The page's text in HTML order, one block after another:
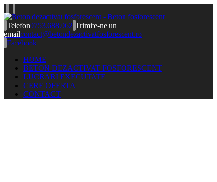
Telefon0753.688.062 Trimite-ne un
emailcontact@betondezactivatfosforescent.ro
Facebook
HOME
BETON DEZACTIVAT FOSFORESCENT
LUCRARI EXECUTATE
CERE OFERTA
CONTACT